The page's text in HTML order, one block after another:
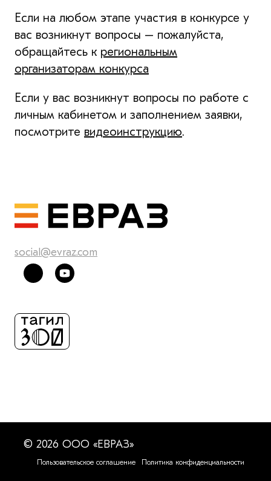
Если на любом этапе участия в конкурсе у
вас возникнут вопросы – пожалуйста,
обращайтесь к региональным
организаторам конкурса
Если у вас возникнут вопросы по работе с
личным кабинетом и заполнением заявки,
посмотрите видеоинструкцию.
social@evraz.com
© 2026 ООО «ЕВРАЗ»
Пользовательское соглашение Политика конфиденциальности